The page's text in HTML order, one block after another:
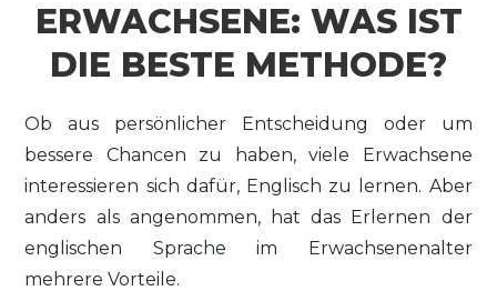
ERWACHSENE: WAS IST
DIE BESTE METHODE?
Ob aus persönlicher Entscheidung oder um
bessere Chancen zu haben, viele Erwachsene
interessieren sich dafür, Englisch zu lernen. Aber
anders als angenommen, hat das Erlernen der
englischen Sprache im Erwachsenenalter
mehrere Vorteile.